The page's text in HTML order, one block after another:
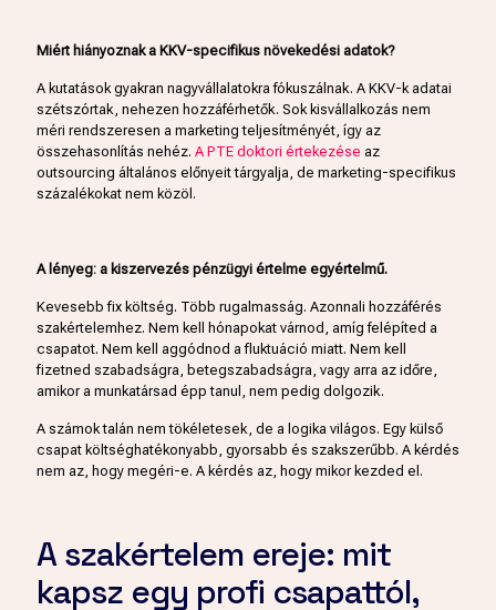
Miért hiányoznak a KKV-specifikus növekedési adatok?
A kutatások gyakran nagyvállalatokra fókuszálnak. A KKV-k adatai
szétszórtak, nehezen hozzáférhetők. Sok kisvállalkozás nem
méri rendszeresen a marketing teljesítményét, így az
összehasonlítás nehéz. A PTE doktori értekezése az
outsourcing általános előnyeit tárgyalja, de marketing-specifikus
százalékokat nem közöl.
A lényeg: a kiszervezés pénzügyi értelme egyértelmű.
Kevesebb fix költség. Több rugalmasság. Azonnali hozzáférés
szakértelemhez. Nem kell hónapokat várnod, amíg felépíted a
csapatot. Nem kell aggódnod a fluktuáció miatt. Nem kell
fizetned szabadságra, betegszabadságra, vagy arra az időre,
amikor a munkatársad épp tanul, nem pedig dolgozik.
A számok talán nem tökéletesek, de a logika világos. Egy külső
csapat költséghatékonyabb, gyorsabb és szakszerűbb. A kérdés
nem az, hogy megéri-e. A kérdés az, hogy mikor kezded el.
A szakértelem ereje: mit
kapsz egy profi csapattól,